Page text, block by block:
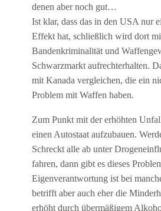
denen aber noch gut…
Ist klar, dass das in den USA nur
Effekt hat, schließlich wird dort
Bandenkriminalität und
Schwarzmarkt aufrechterhalten.
mit Kanada vergleichen, die ein
Problem mit Waffen haben.
Zum Punkt mit der erhöhten
einen Autostaat aufzubauen.
Schreckt alle ab unter
fahren, dann gibt es dieses
Eigenverantwortung ist bei
betrifft aber auch eher die
erhöht durch übermäßigem